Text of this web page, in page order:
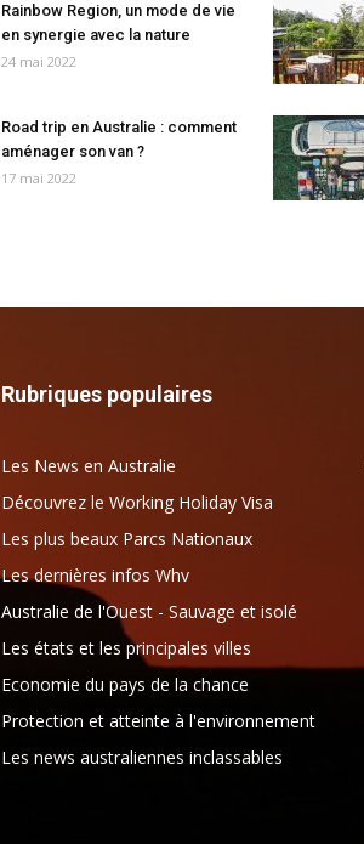
Rainbow Region, un mode de vie
en synergie avec la nature
24 mai 2022
Road trip en Australie : comment
aménager son van ?
17 mai 2022
Rubriques populaires
Les News en Australie
Découvrez le Working Holiday Visa
Les plus beaux Parcs Nationaux
Les dernières infos Whv
Australie de l'Ouest - Sauvage et isolé
Les états et les principales villes
Economie du pays de la chance
Protection et atteinte à l'environnement
Les news australiennes inclassables